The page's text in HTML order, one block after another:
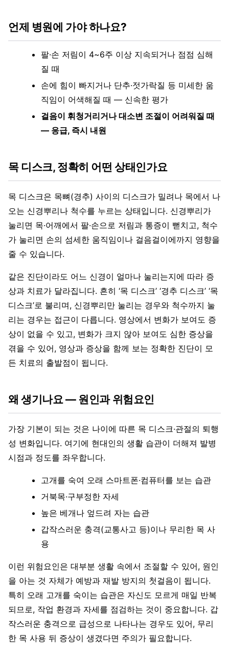
언제 병원에 가야 하나요?
팔·손 저림이 4~6주 이상 지속되거나 점점 심해
질 때
손에 힘이 빠지거나 단추·젓가락질 등 미세한 움
직임이 어색해질 때 — 신속한 평가
걸음이 휘청거리거나 대소변 조절이 어려워질 때
— 응급, 즉시 내원
목 디스크, 정확히 어떤 상태인가요
목 디스크은 목뼈(경추) 사이의 디스크가 밀려나 목에서 나
오는 신경뿌리나 척수를 누르는 상태입니다. 신경뿌리가
눌리면 목·어깨에서 팔·손으로 저림과 통증이 뻗치고, 척수
가 눌리면 손의 섬세한 움직임이나 걸음걸이에까지 영향을
줄 수 있습니다.
같은 진단이라도 어느 신경이 얼마나 눌리는지에 따라 증
상과 치료가 달라집니다. 흔히 ‘목 디스크’ ‘경추 디스크’ ‘목
디스크’로 불리며, 신경뿌리만 눌리는 경우와 척수까지 눌
리는 경우는 접근이 다릅니다. 영상에서 변화가 보여도 증
상이 없을 수 있고, 변화가 크지 않아 보여도 심한 증상을
겪을 수 있어, 영상과 증상을 함께 보는 정확한 진단이 모
든 치료의 출발점이 됩니다.
왜 생기나요 — 원인과 위험요인
가장 기본이 되는 것은 나이에 따른 목 디스크·관절의 퇴행
성 변화입니다. 여기에 현대인의 생활 습관이 더해져 발병
시점과 정도를 좌우합니다.
고개를 숙여 오래 스마트폰·컴퓨터를 보는 습관
거북목·구부정한 자세
높은 베개나 엎드려 자는 습관
갑작스러운 충격(교통사고 등)이나 무리한 목 사
용
이런 위험요인은 대부분 생활 속에서 조절할 수 있어, 원인
을 아는 것 자체가 예방과 재발 방지의 첫걸음이 됩니다.
특히 오래 고개를 숙이는 습관은 자신도 모르게 매일 반복
되므로, 작업 환경과 자세를 점검하는 것이 중요합니다. 갑
작스러운 충격으로 급성으로 나타나는 경우도 있어, 무리
한 목 사용 뒤 증상이 생겼다면 주의가 필요합니다.